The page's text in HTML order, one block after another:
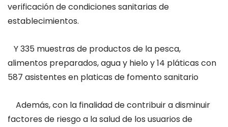
verificación de condiciones sanitarias de
establecimientos.
Y 335 muestras de productos de la pesca,
alimentos preparados, agua y hielo y 14 pláticas con
587 asistentes en platicas de fomento sanitario
Además, con la finalidad de contribuir a disminuir
factores de riesgo a la salud de los usuarios de